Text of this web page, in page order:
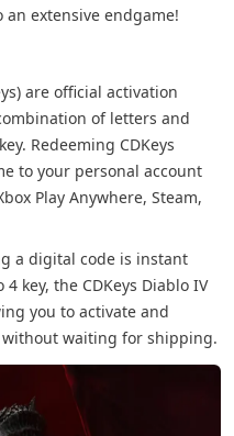
extensive endgame!
are official activation
of letters and
Redeeming CDKeys
to your personal account
Play Anywhere, Steam,
a digital code is instant
key, the CDKeys Diablo IV
you to activate and
waiting for shipping.